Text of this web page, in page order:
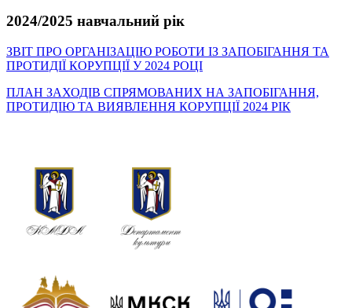
2024/2025 навчальний рік
ЗВІТ ПРО ОРГАНІЗАЦІЮ РОБОТИ ІЗ ЗАПОБІГАННЯ ТА
ПРОТИДІЇ КОРУПЦІЇ У 2024 РОЦІ
ПЛАН ЗАХОДІВ СПРЯМОВАНИХ НА ЗАПОБІГАННЯ,
ПРОТИДІЮ ТА ВИЯВЛЕННЯ КОРУПЦІЇ 2024 РІК